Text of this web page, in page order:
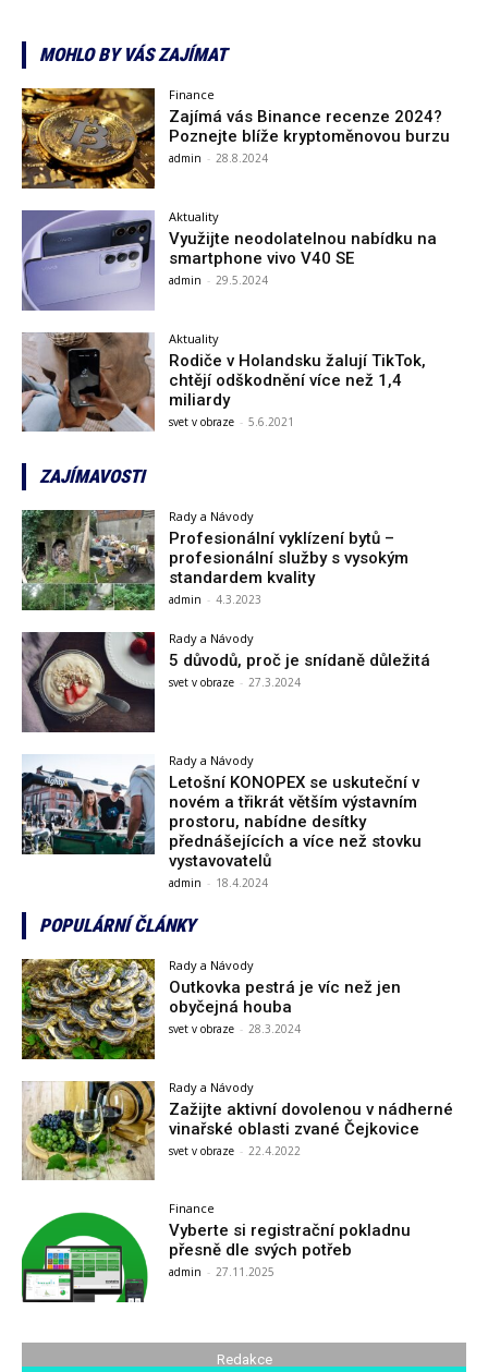
MOHLO BY VÁS ZAJÍMAT
Finance
Zajímá vás Binance recenze 2024?
Poznejte blíže kryptoměnovou burzu
admin - 28.8.2024
Aktuality
Využijte neodolatelnou nabídku na
smartphone vivo V40 SE
admin - 29.5.2024
Aktuality
Rodiče v Holandsku žalují TikTok,
chtějí odškodnění více než 1,4
miliardy
svet v obraze - 5.6.2021
ZAJÍMAVOSTI
Rady a Návody
Profesionální vyklízení bytů –
profesionální služby s vysokým
standardem kvality
admin - 4.3.2023
Rady a Návody
5 důvodů, proč je snídaně důležitá
svet v obraze - 27.3.2024
Rady a Návody
Letošní KONOPEX se uskuteční v
novém a třikrát větším výstavním
prostoru, nabídne desítky
přednášejících a více než stovku
vystavovatelů
admin - 18.4.2024
POPULÁRNÍ ČLÁNKY
Rady a Návody
Outkovka pestrá je víc než jen
obyčejná houba
svet v obraze - 28.3.2024
Rady a Návody
Zažijte aktivní dovolenou v nádherné
vinařské oblasti zvané Čejkovice
svet v obraze - 22.4.2022
Finance
Vyberte si registrační pokladnu
přesně dle svých potřeb
admin - 27.11.2025
Redakce